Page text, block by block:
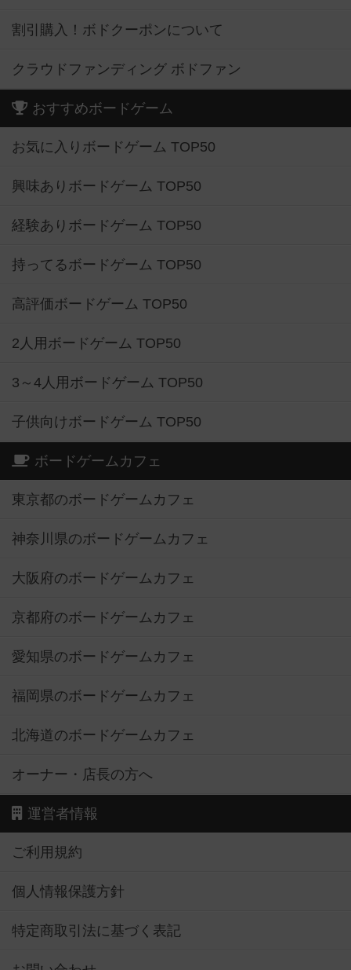
割引購入！ボドクーポンについて
クラウドファンディング ボドファン
おすすめボードゲーム
お気に入りボードゲーム TOP50
興味ありボードゲーム TOP50
経験ありボードゲーム TOP50
持ってるボードゲーム TOP50
高評価ボードゲーム TOP50
2人用ボードゲーム TOP50
3～4人用ボードゲーム TOP50
子供向けボードゲーム TOP50
ボードゲームカフェ
東京都のボードゲームカフェ
神奈川県のボードゲームカフェ
大阪府のボードゲームカフェ
京都府のボードゲームカフェ
愛知県のボードゲームカフェ
福岡県のボードゲームカフェ
北海道のボードゲームカフェ
オーナー・店長の方へ
運営者情報
ご利用規約
個人情報保護方針
特定商取引法に基づく表記